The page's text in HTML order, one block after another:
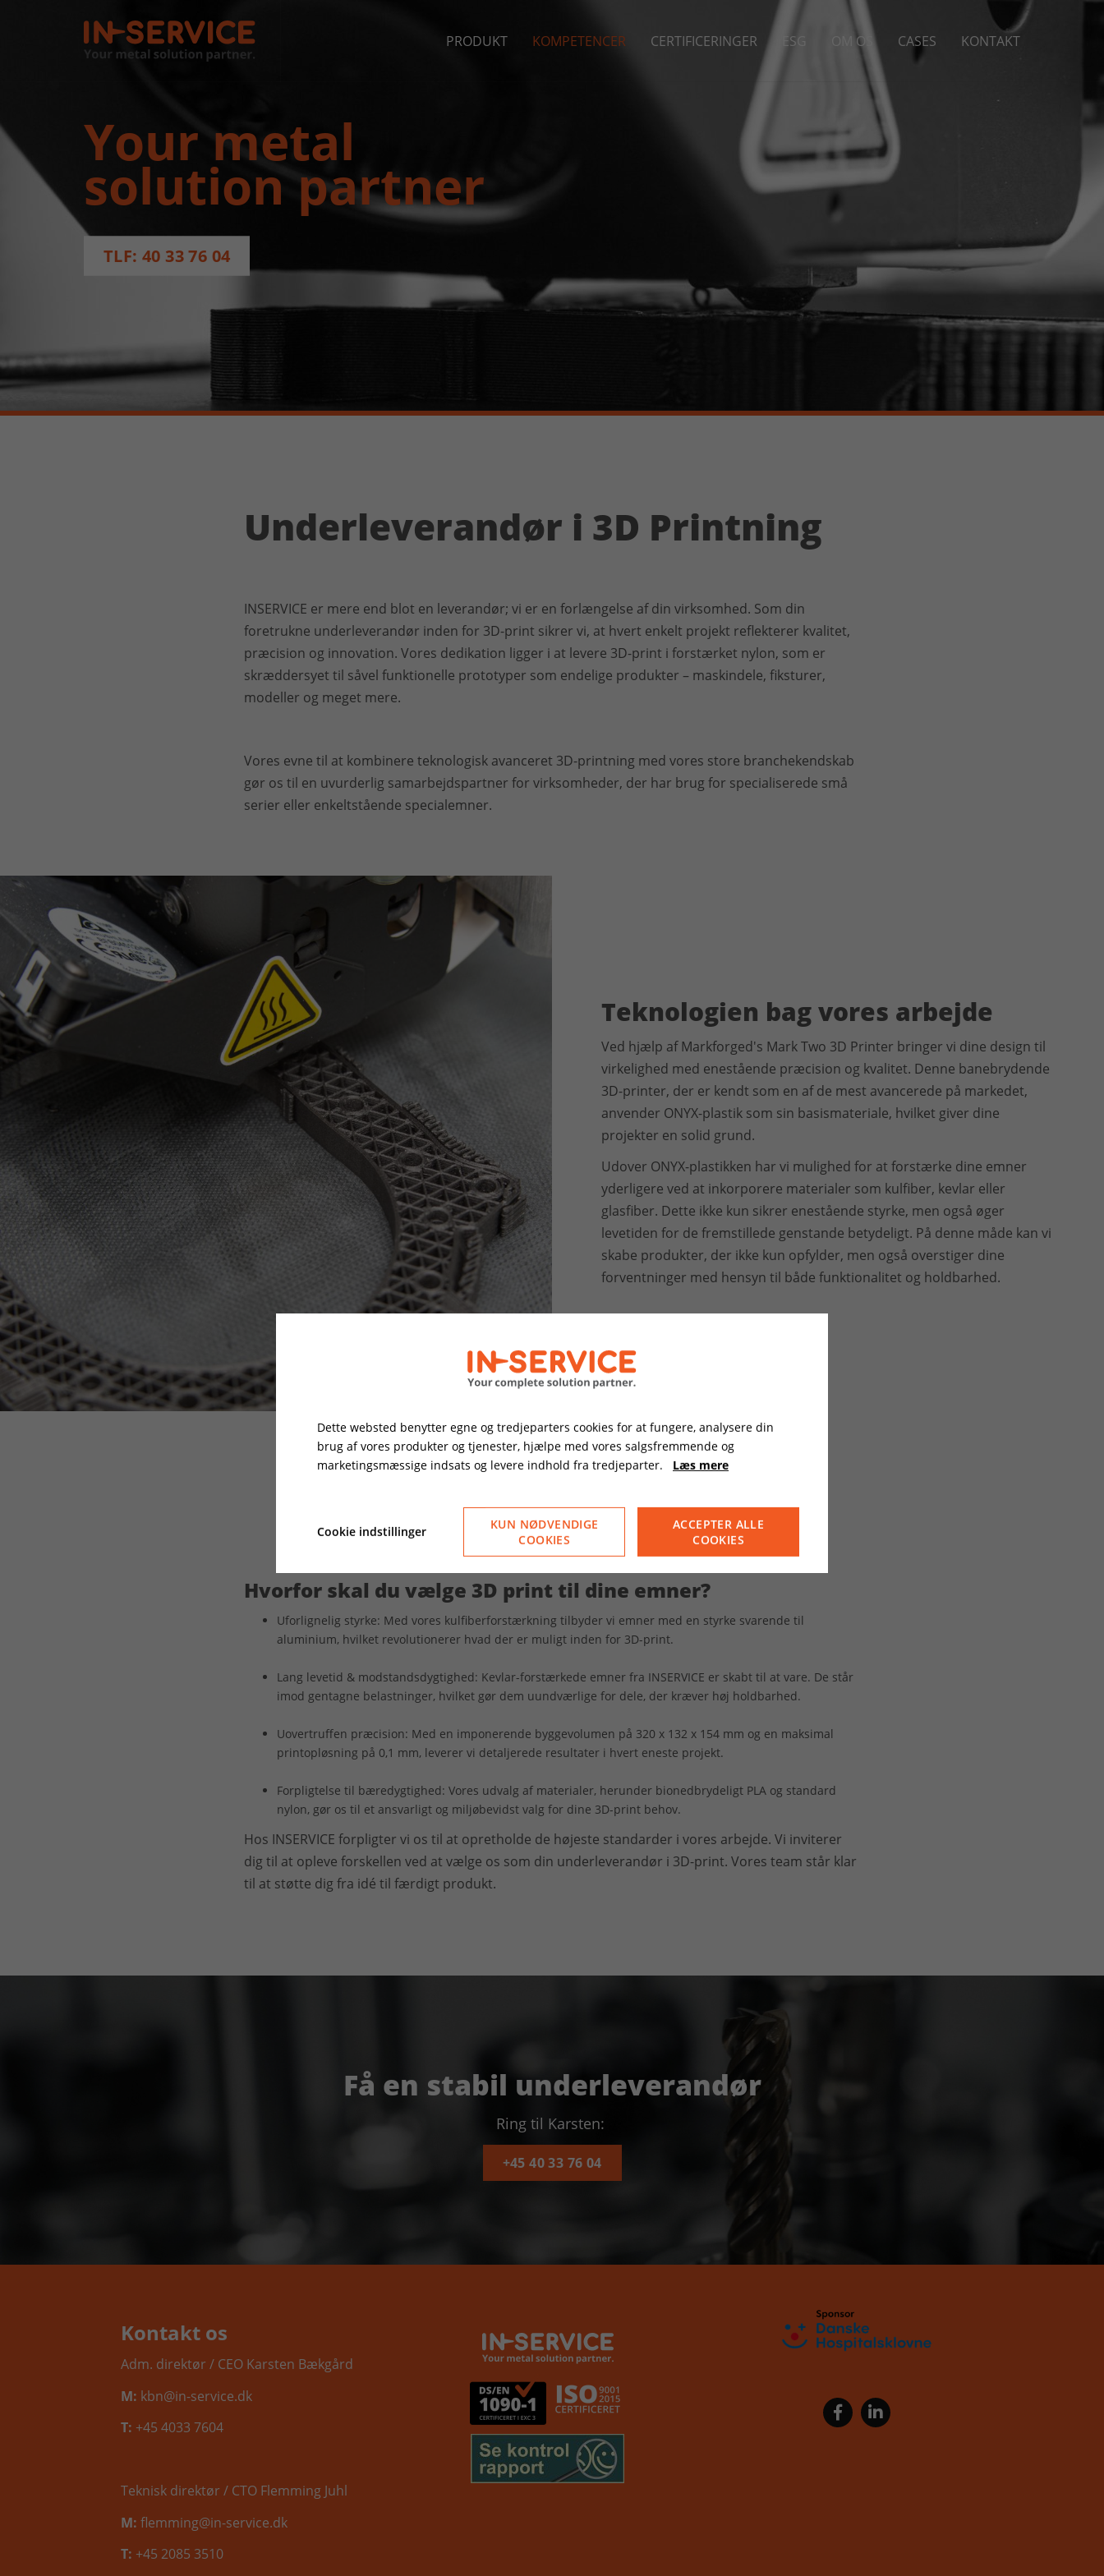
PRODUKT KOMPETENCER CERTIFICERINGER ESG OM OS CASES KONTAKT
Your metal
solution partner
TLF: 40 33 76 04
Underleverandør i 3D Printning
INSERVICE er mere end blot en leverandør; vi er en forlængelse af din virksomhed. Som din
foretrukne underleverandør inden for 3D-print sikrer vi, at hvert enkelt projekt reflekterer kvalitet,
præcision og innovation. Vores dedikation ligger i at levere 3D-print i forstærket nylon, som er
skræddersyet til såvel funktionelle prototyper som endelige produkter – maskindele, fiksturer,
modeller og meget mere.
Vores evne til at kombinere teknologisk avanceret 3D-printning med vores store branchekendskab
gør os til en uvurderlig samarbejdspartner for virksomheder, der har brug for specialiserede små
serier eller enkeltstående specialemner.
Teknologien bag vores arbejde
Ved hjælp af Markforged's Mark Two 3D Printer bringer vi dine design til
virkelighed med enestående præcision og kvalitet. Denne banebrydende
3D-printer, der er kendt som en af de mest avancerede på markedet,
anvender ONYX-plastik som sin basismateriale, hvilket giver dine
projekter en solid grund.
Udover ONYX-plastikken har vi mulighed for at forstærke dine emner
yderligere ved at inkorporere materialer som kulfiber, kevlar eller
glasfiber. Dette ikke kun sikrer enestående styrke, men også øger
levetiden for de fremstillede genstande betydeligt. På denne måde kan vi
skabe produkter, der ikke kun opfylder, men også overstiger dine
forventninger med hensyn til både funktionalitet og holdbarhed.
Hvorfor skal du vælge 3D print til dine emner?
Uforlignelig styrke: Med vores kulfiberforstærkning tilbyder vi emner med en styrke svarende til
aluminium, hvilket revolutionerer hvad der er muligt inden for 3D-print.
Lang levetid & modstandsdygtighed: Kevlar-forstærkede emner fra INSERVICE er skabt til at vare. De står
imod gentagne belastninger, hvilket gør dem uundværlige for dele, der kræver høj holdbarhed.
Uovertruffen præcision: Med en imponerende byggevolumen på 320 x 132 x 154 mm og en maksimal
printopløsning på 0,1 mm, leverer vi detaljerede resultater i hvert eneste projekt.
Forpligtelse til bæredygtighed: Vores udvalg af materialer, herunder bionedbrydeligt PLA og standard
nylon, gør os til et ansvarligt og miljøbevidst valg for dine 3D-print behov.
Hos INSERVICE forpligter vi os til at opretholde de højeste standarder i vores arbejde. Vi inviterer
dig til at opleve forskellen ved at vælge os som din underleverandør i 3D-print. Vores team står klar
til at støtte dig fra idé til færdigt produkt.
Få en stabil underleverandør
Ring til Karsten:
+45 40 33 76 04
Kontakt os
Adm. direktør / CEO Karsten Bækgård
M: kbn@in-service.dk
T: +45 4033 7604
Teknisk direktør / CTO Flemming Juhl
M: flemming@in-service.dk
T: +45 2085 3510
Dette websted benytter egne og tredjeparters cookies for at fungere, analysere din
brug af vores produkter og tjenester, hjælpe med vores salgsfremmende og
marketingsmæssige indsats og levere indhold fra tredjeparter. Læs mere
Cookie indstillinger
KUN NØDVENDIGE
COOKIES
ACCEPTER ALLE
COOKIES